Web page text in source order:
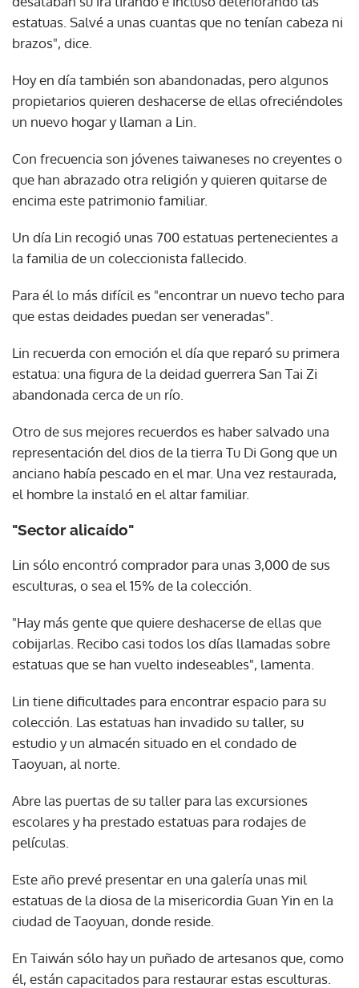
estatuas. Salvé a unas cuantas que no tenían cabeza ni
brazos", dice.
Hoy en día también son abandonadas, pero algunos
propietarios quieren deshacerse de ellas ofreciéndoles
un nuevo hogar y llaman a Lin.
Con frecuencia son jóvenes taiwaneses no creyentes o
que han abrazado otra religión y quieren quitarse de
encima este patrimonio familiar.
Un día Lin recogió unas 700 estatuas pertenecientes a
la familia de un coleccionista fallecido.
Para él lo más difícil es "encontrar un nuevo techo para
que estas deidades puedan ser veneradas".
Lin recuerda con emoción el día que reparó su primera
estatua: una figura de la deidad guerrera San Tai Zi
abandonada cerca de un río.
Otro de sus mejores recuerdos es haber salvado una
representación del dios de la tierra Tu Di Gong que un
anciano había pescado en el mar. Una vez restaurada,
el hombre la instaló en el altar familiar.
"Sector alicaído"
Lin sólo encontró comprador para unas 3,000 de sus
esculturas, o sea el 15% de la colección.
"Hay más gente que quiere deshacerse de ellas que
cobijarlas. Recibo casi todos los días llamadas sobre
estatuas que se han vuelto indeseables", lamenta.
Lin tiene dificultades para encontrar espacio para su
colección. Las estatuas han invadido su taller, su
estudio y un almacén situado en el condado de
Taoyuan, al norte.
Abre las puertas de su taller para las excursiones
escolares y ha prestado estatuas para rodajes de
películas.
Este año prevé presentar en una galería unas mil
estatuas de la diosa de la misericordia Guan Yin en la
ciudad de Taoyuan, donde reside.
En Taiwán sólo hay un puñado de artesanos que, como
él, están capacitados para restaurar estas esculturas.